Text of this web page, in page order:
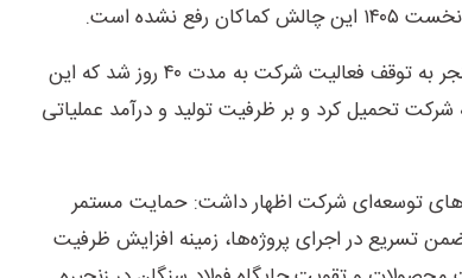
نشده است.
وی افزود: محدودیت‌های انرژی منجر به توقف فعالیت شرکت به مدت ۴۰ روز شد که این
شرکت تحمیل کرد و بر ظرفیت تولید و درآمد عملیاتی
توسعه‌ای شرکت اظهار داشت: حمایت مستمر
تسریع در اجرای پروژه‌ها، زمینه افزایش ظرفیت